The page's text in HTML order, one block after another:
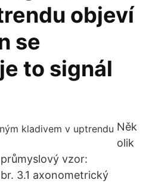
objeví
se
to signál
Něk
olik
vzor:
3.1 axonometrický